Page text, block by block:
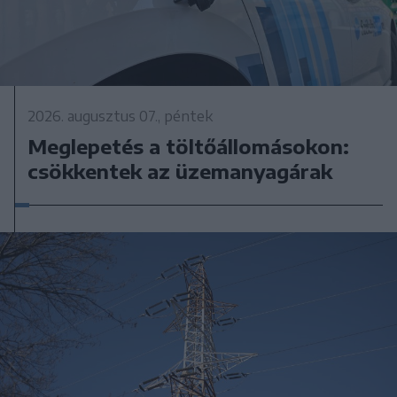
2026. augusztus 07., péntek
Meglepetés a töltőállomásokon:
csökkentek az üzemanyagárak